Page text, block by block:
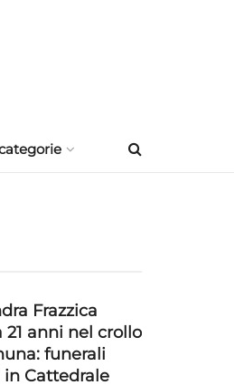
Frazzica
21 anni nel crollo
funerali
Cattedrale